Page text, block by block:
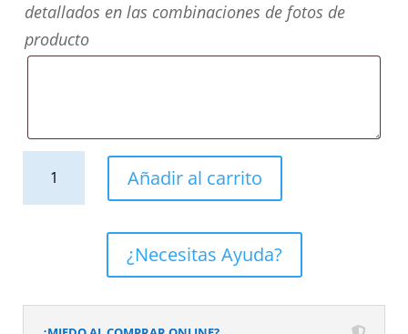
detallados en las combinaciones de fotos de
producto
con
patas
Añadir al carrito
¿Necesitas Ayuda?